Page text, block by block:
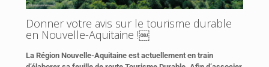
Donner votre avis sur le tourisme durable
en Nouvelle-Aquitaine !￼
La Région Nouvelle-Aquitaine est actuellement en train